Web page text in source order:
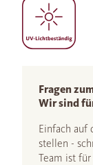
Fragen
Wir sind
Einfach auf
stellen -
Team ist